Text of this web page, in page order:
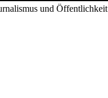
und Öffentlichkeit